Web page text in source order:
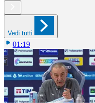
Vedi tutti
01:19